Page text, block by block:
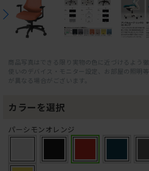
商品写真はできる限り実物の色に近づけるよう
使いのデバイス・モニター設定、お部屋の照明
が異なる場合がございます。
カラーを選択
パーシモンオレンジ